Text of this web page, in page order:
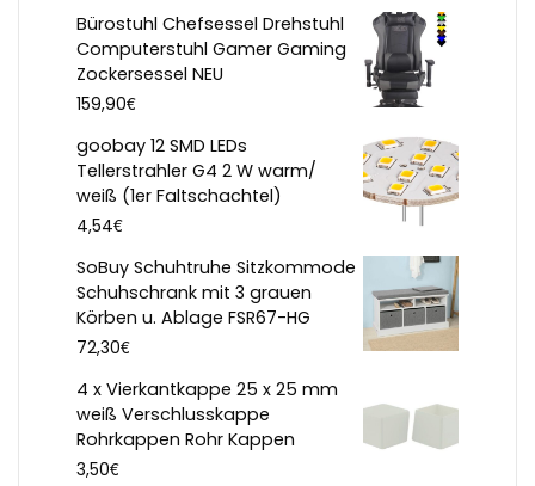
Bürostuhl Chefsessel Drehstuhl
Computerstuhl Gamer Gaming
Zockersessel NEU
159,90€
goobay 12 SMD LEDs
Tellerstrahler G4 2 W warm/
weiß (1er Faltschachtel)
4,54€
SoBuy Schuhtruhe Sitzkommode
Schuhschrank mit 3 grauen
Körben u. Ablage FSR67-HG
72,30€
4 x Vierkantkappe 25 x 25 mm
weiß Verschlusskappe
Rohrkappen Rohr Kappen
3,50€